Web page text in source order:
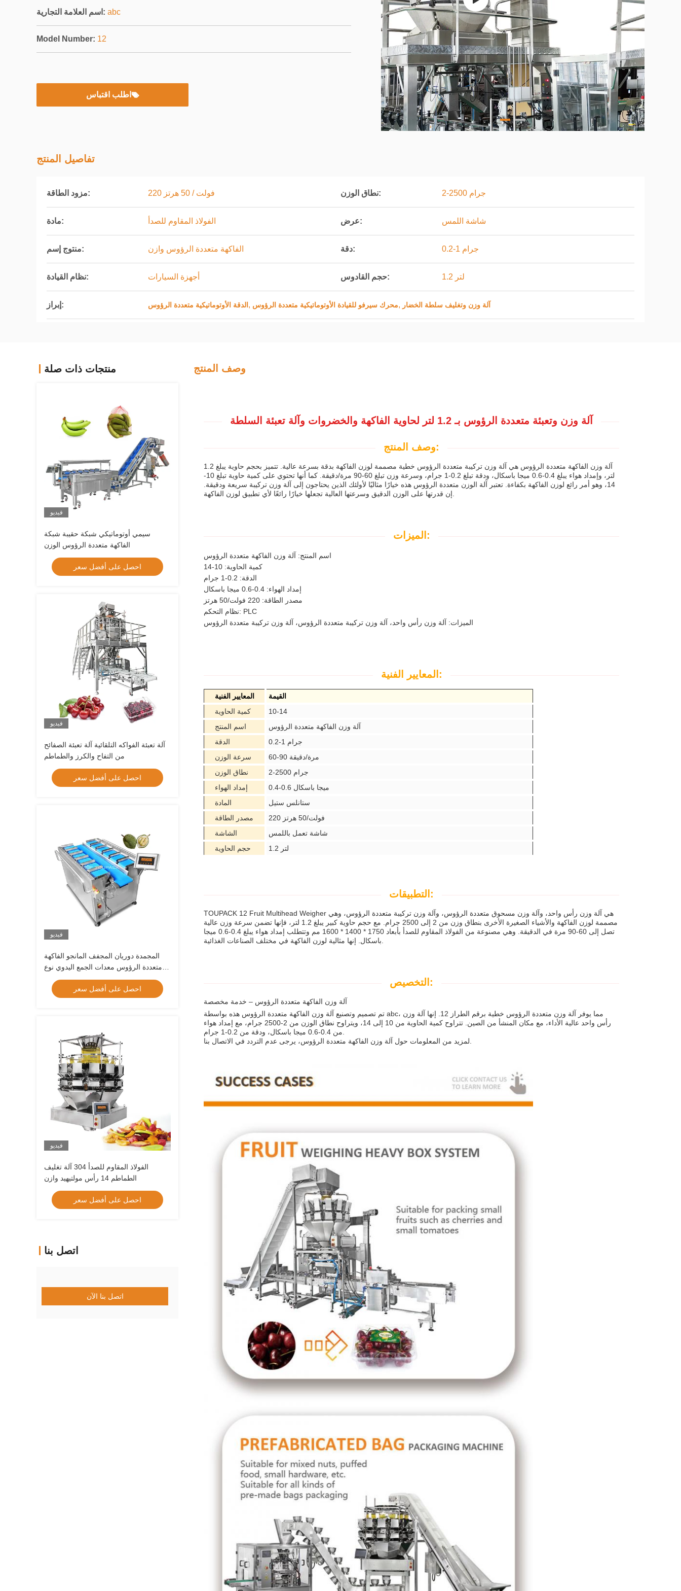
اسم العلامة التجارية: abc
Model Number: 12
اطلب اقتباس
تفاصيل المنتج
مزود الطاقة: 220 فولت / 50 هرتز نطاق الوزن: 2-2500 جرام
مادة: الفولاذ المقاوم للصدأ عرض: شاشة اللمس
منتوج إسم: الفاكهة متعددة الرؤوس وازن دقة: 0.2-1 جرام
نظام القيادة: أجهزة السيارات حجم القادوس: 1.2 لتر
إبراز: الدقة الأوتوماتيكية متعددة الرؤوس , محرك سيرفو للقيادة الأوتوماتيكية متعددة الرؤوس, آلة وزن وتغليف سلطة الخضار
منتجات ذات صلة
فيديو
سيمي أوتوماتيكي شبكة حقيبة شبكة
الفاكهة متعددة الرؤوس الوزن
احصل على أفضل سعر
فيديو
آلة تعبئة الفواكه التلقائية آلة تعبئة الصفائح
من التفاح والكرز والطماطم
احصل على أفضل سعر
فيديو
المجمدة دوريان المجفف المانجو الفاكهة
متعددة الرؤوس معدات الجمع اليدوي نوع
الحزام
احصل على أفضل سعر
فيديو
الفولاذ المقاوم للصدأ 304 آلة تغليف
الطماطم 14 رأس مولتيهيد وازن
احصل على أفضل سعر
اتصل بنا
اتصل بنا الآن
وصف المنتج
آلة وزن وتعبئة متعددة الرؤوس بـ 1.2 لتر لحاوية الفاكهة والخضروات وآلة تعبئة السلطة
وصف المنتج:
آلة وزن الفاكهة متعددة الرؤوس هي آلة وزن تركيبة متعددة الرؤوس خطية مصممة لوزن الفاكهة بدقة بسرعة عالية. تتميز بحجم حاوية يبلغ 1.2
لتر، وإمداد هواء يبلغ 0.4-0.6 ميجا باسكال، ودقة تبلغ 0.2-1 جرام، وسرعة وزن تبلغ 60-90 مرة/دقيقة. كما أنها تحتوي على كمية حاوية تبلغ 10-
14، وهو أمر رائع لوزن الفاكهة بكفاءة. تعتبر آلة الوزن متعددة الرؤوس هذه خيارًا مثاليًا لأولئك الذين يحتاجون إلى آلة وزن تركيبة سريعة ودقيقة.
الميزات:
اسم المنتج: آلة وزن الفاكهة متعددة الرؤوس
كمية الحاوية: 10-14
الدقة: 0.2-1 جرام
إمداد الهواء: 0.4-0.6 ميجا باسكال
مصدر الطاقة: 220 فولت/50 هرتز
نظام التحكم: PLC
الميزات: آلة وزن رأس واحد، آلة وزن تركيبة متعددة الرؤوس، آلة وزن تركيبة متعددة الرؤوس
المعايير الفنية:
المعايير الفنية
القيمة
كمية الحاوية
10-14
اسم المنتج
آلة وزن الفاكهة متعددة الرؤوس
الدقة
0.2-1 جرام
سرعة الوزن
60-90 مرة/دقيقة
نطاق الوزن
2-2500 جرام
إمداد الهواء
0.4-0.6 ميجا باسكال
المادة
ستانلس ستيل
مصدر الطاقة
220 فولت/50 هرتز
الشاشة
شاشة تعمل باللمس
حجم الحاوية
1.2 لتر
التطبيقات:
TOUPACK 12 Fruit Multihead Weigher هي آلة وزن رأس واحد، وآلة وزن مسحوق متعددة الرؤوس، وآلة وزن تركيبة متعددة الرؤوس، وهي
مصممة لوزن الفاكهة والأشياء الصغيرة الأخرى بنطاق وزن من 2 إلى 2500 جرام. مع حجم حاوية كبير يبلغ 1.2 لتر، فإنها تضمن سرعة وزن عالية
تصل إلى 60-90 مرة في الدقيقة. وهي مصنوعة من الفولاذ المقاوم للصدأ بأبعاد 1750 * 1400 * 1600 مم وتتطلب إمداد هواء يبلغ 0.4-0.6 ميجا
التخصيص:
آلة وزن الفاكهة متعددة الرؤوس – خدمة مخصصة
تم تصميم وتصنيع آلة وزن الفاكهة متعددة الرؤوس هذه بواسطة abc، مما يوفر آلة وزن متعددة الرؤوس خطية برقم الطراز 12. إنها آلة وزن
رأس واحد عالية الأداء، مع مكان المنشأ من الصين. تتراوح كمية الحاوية من 10 إلى 14، ويتراوح نطاق الوزن من 2-2500 جرام، مع إمداد هواء